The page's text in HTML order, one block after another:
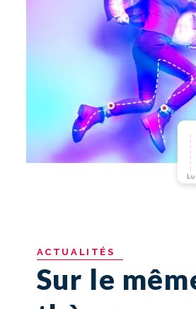
ACTUALITÉS
Sur le